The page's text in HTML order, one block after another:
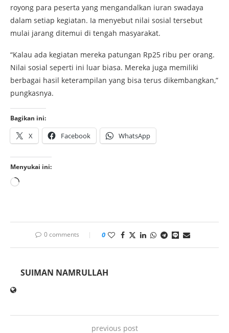
royong para peserta yang mengandalkan iuran swadaya
dalam setiap kegiatan. Ia menyebut nilai sosial tersebut
mulai jarang ditemui di tengah masyarakat.
“Kalau ada kegiatan mereka patungan Rp25 ribu per orang.
Nilai sosial seperti ini luar biasa. Mereka juga memiliki
berbagai hasil keterampilan yang bisa terus dikembangkan,”
pungkasnya.
Bagikan ini:
X Facebook WhatsApp
Menyukai ini:
0 comments 0
SUIMAN NAMRULLAH
previous post